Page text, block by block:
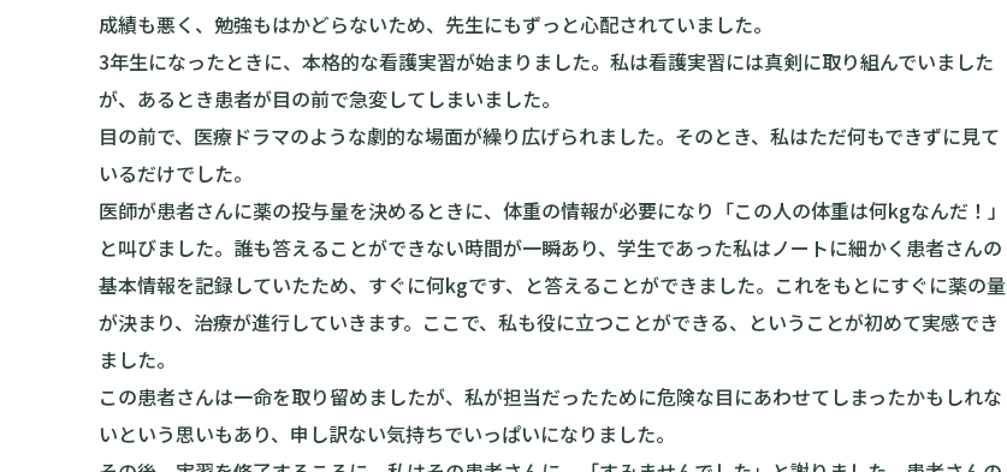
成績も悪く、勉強もはかどらないため、先生にもずっと心配されていました。
3年生になったときに、本格的な看護実習が始まりました。私は看護実習には真剣に取り組んでいました
が、あるとき患者が目の前で急変してしまいました。
目の前で、医療ドラマのような劇的な場面が繰り広げられました。そのとき、私はただ何もできずに見て
いるだけでした。
医師が患者さんに薬の投与量を決めるときに、体重の情報が必要になり「この人の体重は何kgなんだ！」
と叫びました。誰も答えることができない時間が一瞬あり、学生であった私はノートに細かく患者さんの
基本情報を記録していたため、すぐに何kgです、と答えることができました。これをもとにすぐに薬の量
が決まり、治療が進行していきます。ここで、私も役に立つことができる、ということが初めて実感でき
ました。
この患者さんは一命を取り留めましたが、私が担当だったために危険な目にあわせてしまったかもしれな
いという思いもあり、申し訳ない気持ちでいっぱいになりました。